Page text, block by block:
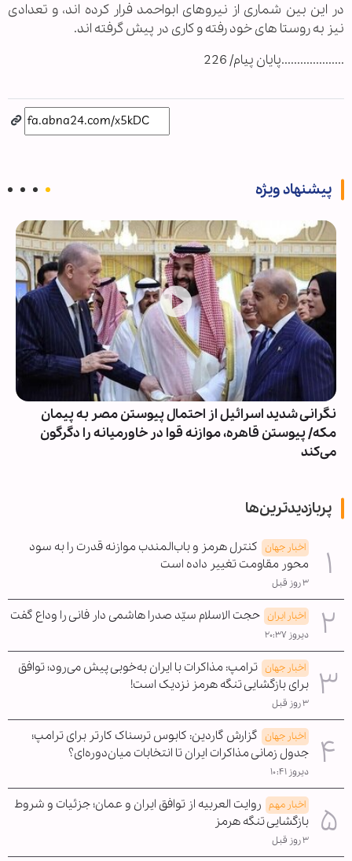
در این بین شماری از نیروهای ابواحمد فرار کرده اند، و تعدادی
نیز به روستا های خود رفته و کاری در پیش گرفته اند.
....................پايان پيام/ 226
پیشنهاد ویژه
نگرانی شدید اسرائیل از احتمال پیوستن مصر به پیمان
مکه/ پیوستن قاهره، موازنه قوا در خاورمیانه را دگرگون
می‌کند
پربازدیدترین‌ها
اخبار جهان کنترل هرمز و باب‌المندب موازنه قدرت را به سود
محور مقاومت تغییر داده است
۳ روز قبل
اخبار ایران حجت الاسلام سیّد صدرا هاشمی دار فانی را وداع گفت
دیروز ۲۰:۳۷
اخبار جهان ترامپ: مذاکرات با ایران به‌خوبی پیش می‌رود؛ توافق
برای بازگشایی تنگه هرمز نزدیک است!
۳ روز قبل
اخبار جهان گزارش گاردین: کابوس ترسناک کارتر برای ترامپ؛
جدول زمانی مذاکرات ایران تا انتخابات میان‌دوره‌ای؟
دیروز ۱۰:۴۱
اخبار مهم روایت العربیه از توافق ایران و عمان؛ جزئیات و شروط
بازگشایی تنگه هرمز
۳ روز قبل